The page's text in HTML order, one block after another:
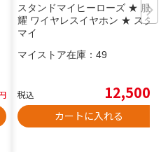
スタンドマイヒーローズ ★ 服部
耀 ワイヤレスイヤホン ★ スタ
マイ
マイストア在庫： 49
税込 12,500
カートに入れる